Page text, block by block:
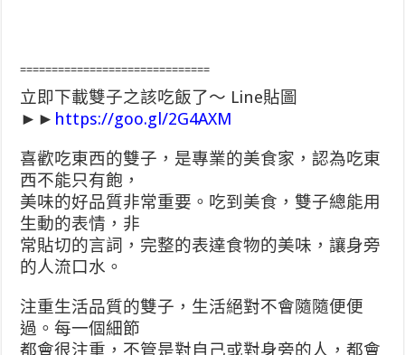
==============================
立即下載雙子之該吃飯了～ Line貼圖
►► https://goo.gl/2G4AXM
喜歡吃東西的雙子，是專業的美食家，認為吃東
西不能只有飽，
美味的好品質非常重要。吃到美食，雙子總能用
生動的表情，非
常貼切的言詞，完整的表達食物的美味，讓身旁
的人流口水。
注重生活品質的雙子，生活絕對不會隨隨便便
過。每一個細節
都會很注重，不管是對自己或對身旁的人，都會